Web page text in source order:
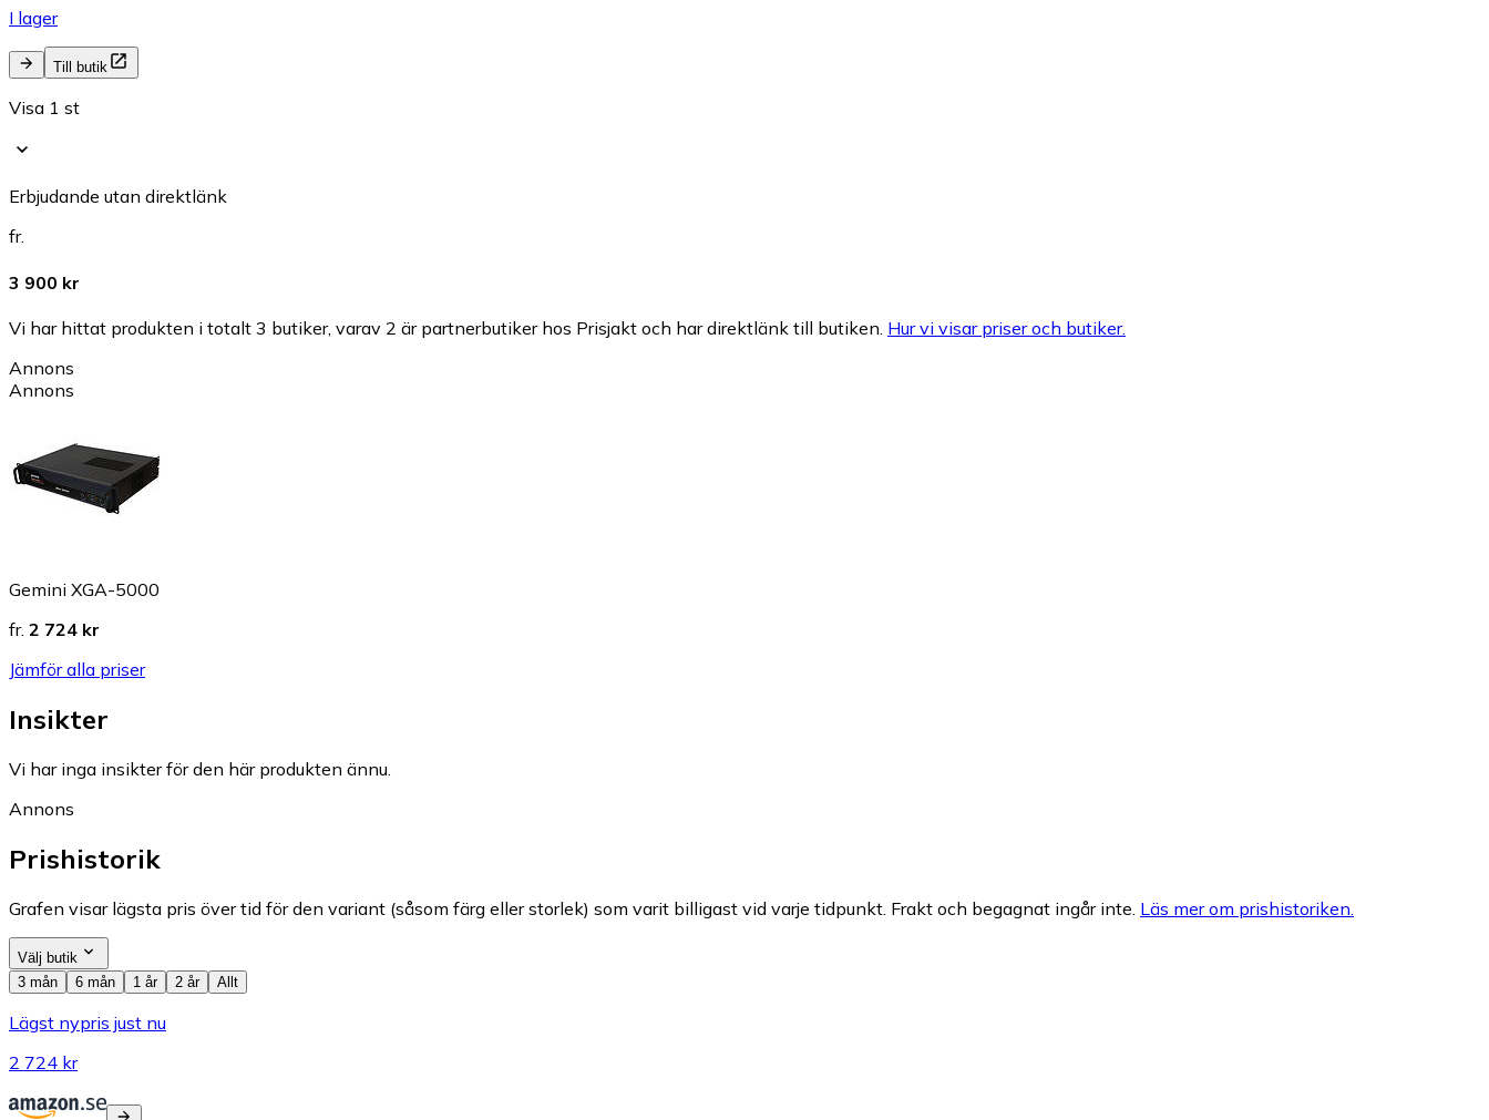
I lager
Till butik
Visa 1 st
Erbjudande utan direktlänk
fr.
3 900 kr
Vi har hittat produkten i totalt 3 butiker, varav 2 är partnerbutiker hos Prisjakt och har direktlänk till butiken. Hur vi visar priser och butiker.
Annons
Annons
Gemini XGA-5000
fr. 2 724 kr
Jämför alla priser
Insikter
Vi har inga insikter för den här produkten ännu.
Annons
Prishistorik
Grafen visar lägsta pris över tid för den variant (såsom färg eller storlek) som varit billigast vid varje tidpunkt. Frakt och begagnat ingår inte. Läs mer om prishistoriken.
Välj butik
3 mån
6 mån 1 år 2 år Allt
Lägst nypris just nu
2 724 kr